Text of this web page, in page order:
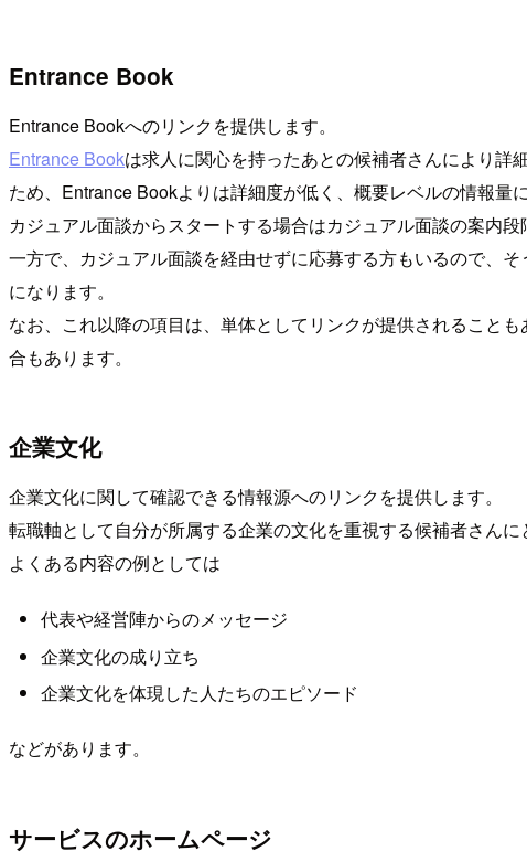
Entrance Book
Entrance Bookへのリンクを提供します。
Entrance Bookは求人に関心を持ったあとの候補者さんにより詳
ため、Entrance Bookよりは詳細度が低く、概要レベルの情報量
カジュアル面談からスタートする場合はカジュアル面談の案内
一方で、カジュアル面談を経由せずに応募する方もいるので、
になります。
なお、これ以降の項目は、単体としてリンクが提供されること
合もあります。
企業文化
企業文化に関して確認できる情報源へのリンクを提供します。
転職軸として自分が所属する企業の文化を重視する候補者さんに
よくある内容の例としては
代表や経営陣からのメッセージ
企業文化の成り立ち
企業文化を体現した人たちのエピソード
などがあります。
サービスのホームページ